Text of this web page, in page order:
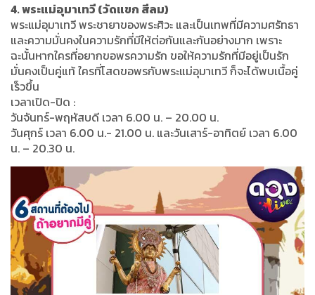
4. พระแม่อุมาเทวี (วัดแขก สีลม)
พระแม่อุมาเทวี พระชายาของพระศิวะ และเป็นเทพที่มีความศรัทธา
และความมั่นคงในความรักที่มีให้ต่อกันและกันอย่างมาก เพราะ
ฉะนั้นหากใครที่อยากขอพรความรัก ขอให้ความรักที่มีอยู่เป็นรัก
มั่นคงเป็นคู่แท้ ใครที่โสดขอพรกับพระแม่อุมาเทวี ก็จะได้พบเนื้อคู่
เร็วขึ้น
เวลาเปิด-ปิด :
วันจันทร์-พฤหัสบดี เวลา 6.00 น. – 20.00 น.
วันศุกร์ เวลา 6.00 น.- 21.00 น. และวันเสาร์-อาทิตย์ เวลา 6.00
น. – 20.30 น.